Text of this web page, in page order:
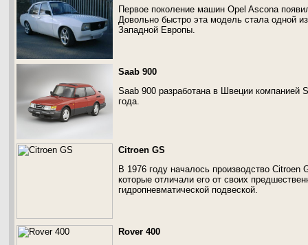
Первое поколение машин Opel Ascona
Довольно быстро эта модель стала одной
Западной Европы.
Saab 900
Saab 900 разработана в Швеции компанией
года.
Citroen GS
В 1976 году началось производство Citroen
которые отличали его от своих
гидропневматической подвеской.
Rover 400